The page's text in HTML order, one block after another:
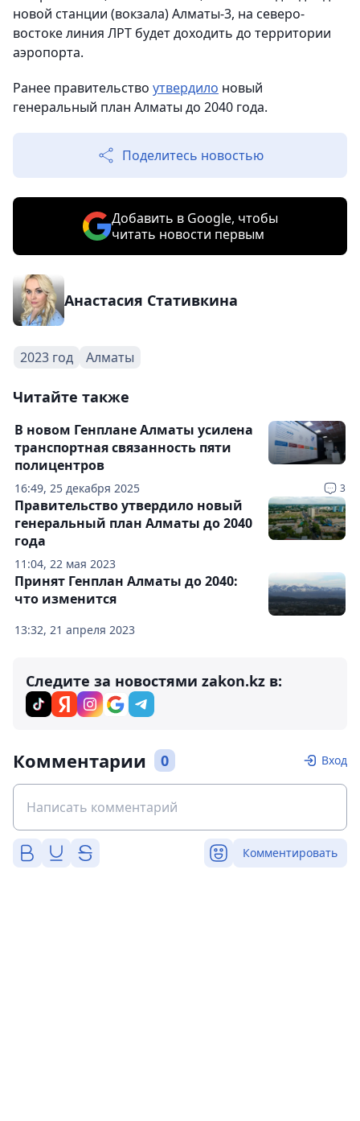
новой станции (вокзала) Алматы-3, на северо-
востоке линия ЛРТ будет доходить до территории
аэропорта.
Ранее правительство утвердило новый
генеральный план Алматы до 2040 года.
Поделитесь новостью
Добавить в Google, чтобы
читать новости первым
Анастасия Стативкина
2023 год Алматы
Читайте также
16:49, 25 декабря 2025 3
В новом Генплане Алматы усилена
транспортная связанность пяти
полицентров
11:04, 22 мая 2023
Правительство утвердило новый
генеральный план Алматы до 2040
года
13:32, 21 апреля 2023
Принят Генплан Алматы до 2040:
что изменится
Следите за новостями zakon.kz в:
Комментарии 0 Вход
Комментировать